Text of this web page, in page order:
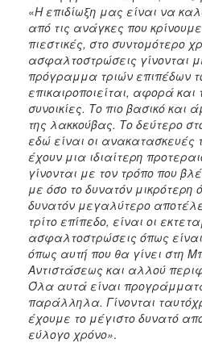
«Η επιδίωξη μας είναι να
από τις ανάγκες που κρίνουμε
πιεστικές, στο συντομότερο
ασφαλτοστρώσεις γίνονται
πρόγραμμα τριών επιπέδων
επικαιροποιείται, αφορά και
συνοικίες. Το πιο βασικό και
της λακκούβας. Το δεύτερο
εδώ είναι οι
έχουν μια ιδιαίτερη
γίνονται με τον τρόπο που
με όσο το δυνατόν μικρότερη
δυνατόν μεγαλύτερο
τρίτο επίπεδο, είναι οι
ασφαλτοστρώσεις όπως
όπως αυτή που θα γίνει στη
Αντιστάσεως και αλλού
Όλα αυτά είναι
παράλληλα. Γίνονται
έχουμε το μέγιστο δυνατό
εύλογο χρόνο».